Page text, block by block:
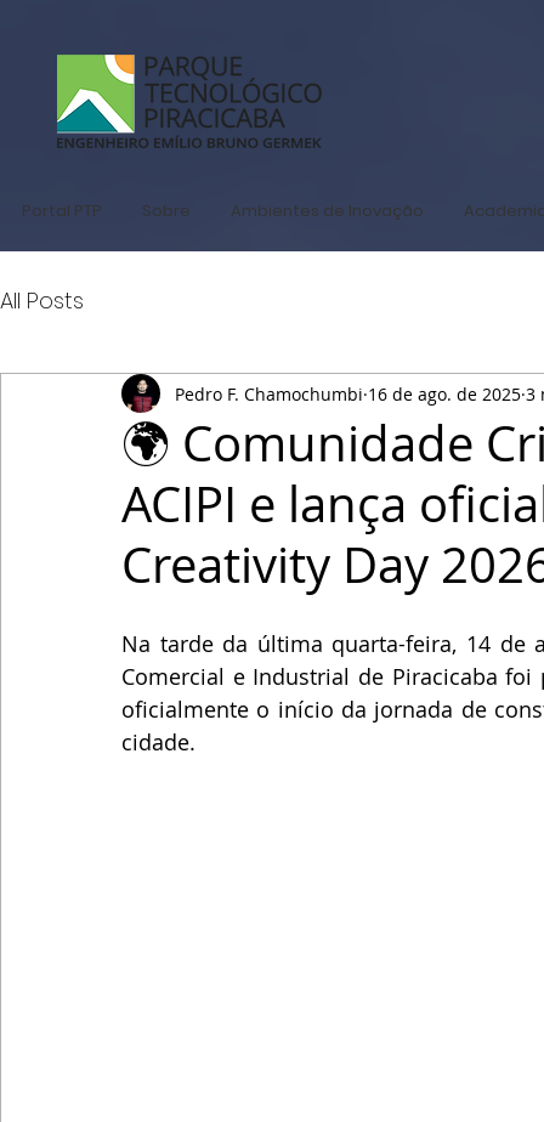
Portal PTP Sobre Ambientes de Inovação
All Posts
🌍 Comunidade
ACIPI e lança
Creativity Day
Pedro F. Chamochumbi 16 de ago. de 2025 3
Na tarde da última quarta-feira, 14 de
Comercial e Industrial de Piracicaba
oficialmente o início da jornada de
cidade.